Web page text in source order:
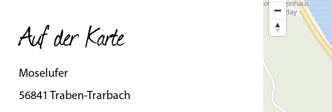
Auf der Karte
Moselufer
56841 Traben-Trarbach